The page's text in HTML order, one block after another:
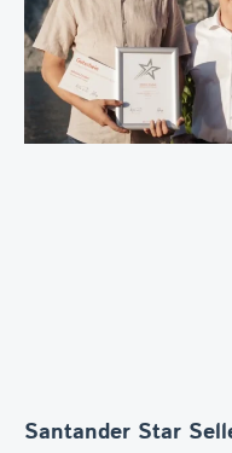
Santander Star